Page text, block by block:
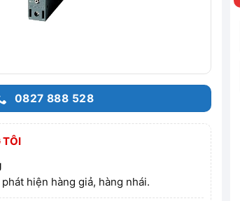
0827 888 528
TÔI
hiện hàng giả, hàng nhái.